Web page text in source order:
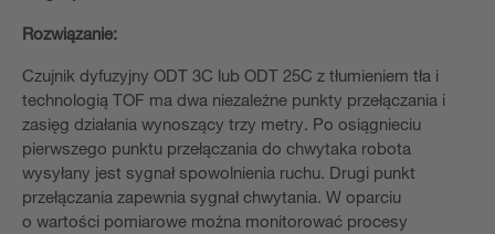
Rozwiązanie:
Czujnik dyfuzyjny ODT 3C lub ODT 25C z tłumieniem tła i
technologią TOF ma dwa niezależne punkty przełączania i
zasięg działania wynoszący trzy metry. Po osiągnieciu
pierwszego punktu przełączania do chwytaka robota
wysyłany jest sygnał spowolnienia ruchu. Drugi punkt
przełączania zapewnia sygnał chwytania. W oparciu
o wartości pomiarowe można monitorować procesy